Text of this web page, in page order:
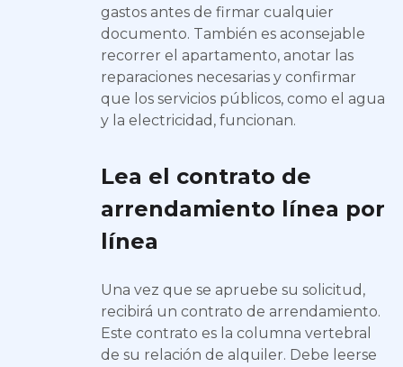
gastos antes de firmar cualquier
documento. También es aconsejable
recorrer el apartamento, anotar las
reparaciones necesarias y confirmar
que los servicios públicos, como el agua
y la electricidad, funcionan.
Lea el contrato de
arrendamiento línea por
línea
Una vez que se apruebe su solicitud,
recibirá un contrato de arrendamiento.
Este contrato es la columna vertebral
de su relación de alquiler. Debe leerse